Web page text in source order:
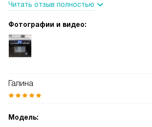
а меню CookControl Plus помогает с
когда не хочется долго думать. Я часто
сочными, особенно заметно на мясе и
горячий воздух равномерно
пиццы делает корочку хрустящей, а
подходит для мягкого тушения. Быстрый
полезные мелочи: поддержание
Читать отзыв полностью
Фотографии и видео:
Галина
Модель: